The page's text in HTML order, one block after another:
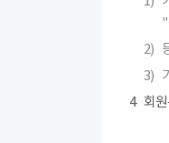
"
2)
3)
4
회